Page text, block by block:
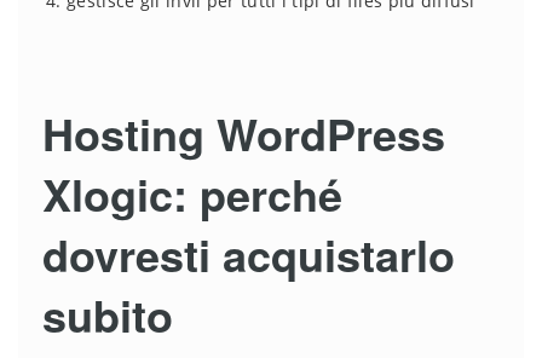
Hosting WordPress
Xlogic: perché
dovresti acquistarlo
subito